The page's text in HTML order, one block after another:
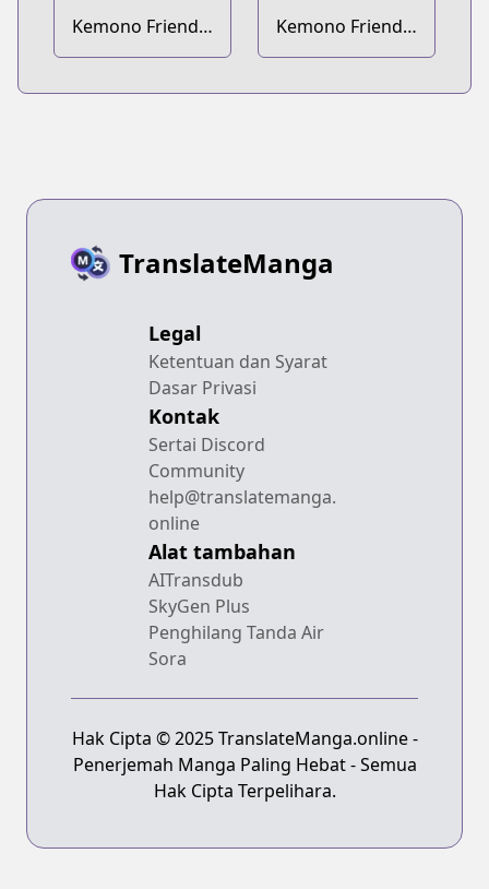
Kemono Friends:
Comic à la Carte
Kemono Friends:
Comic Anthology
TranslateManga
Legal
Ketentuan dan Syarat
Dasar Privasi
Kontak
Sertai Discord
Community
help@translatemanga.
online
Alat tambahan
AITransdub
SkyGen Plus
Penghilang Tanda Air
Sora
Hak Cipta © 2025 TranslateManga.online -
Penerjemah Manga Paling Hebat - Semua
Hak Cipta Terpelihara.